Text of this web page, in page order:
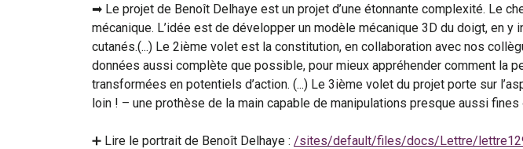
➡ Le projet de Benoît Delhaye est un projet d’une étonnante complexité. Le
mécanique. L’idée est de développer un modèle mécanique 3D du doigt, en
cutanés.(...) Le 2ième volet est la constitution, en collaboration avec nos
données aussi complète que possible, pour mieux appréhender comment la
transformées en potentiels d’action. (...) Le 3ième volet du projet porte sur
loin ! – une prothèse de la main capable de manipulations presque aussi fines
➕ Lire le portrait de Benoît Delhaye : /sites/default/files/docs/Lettre/